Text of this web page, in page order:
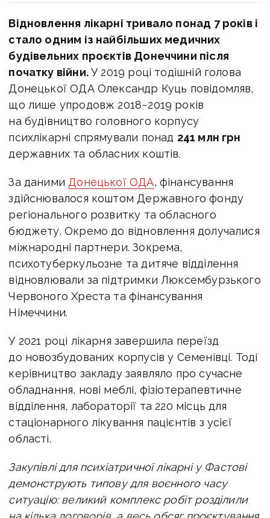
Відновлення лікарні тривало понад 7 років і
стало одним із найбільших медичних
будівельних проєктів Донеччини після
початку війни.У 2019 році тодішній голова
Донецької ОДА Олександр Куць повідомляв,
що лише упродовж 2018−2019 років
на будівництво головного корпусу
психлікарні спрямували понад 241 млн грн
державних та обласних коштів.
За данимиДонецької ОДА, фінансування
здійснювалося коштом Державного фонду
регіонального розвитку та обласного
бюджету. Окремо до відновлення долучалися
міжнародні партнери. Зокрема,
психотуберкульозне та дитяче відділення
відновлювали за підтримки Люксембурзького
Червоного Хреста та фінансування
Німеччини.
У 2021 році лікарня завершила переїзд
до новозбудованих корпусів у Семенівці. Тоді
керівництво закладу заявляло про сучасне
обладнання, нові меблі, фізіотерапевтичне
відділення, лабораторії та 220 місць для
стаціонарного лікування пацієнтів з усієї
області.
Закупівлі для психіатричної лікарні у Фастові
демонструють типову для воєнного часу
ситуацію: великий комплекс робіт розділили